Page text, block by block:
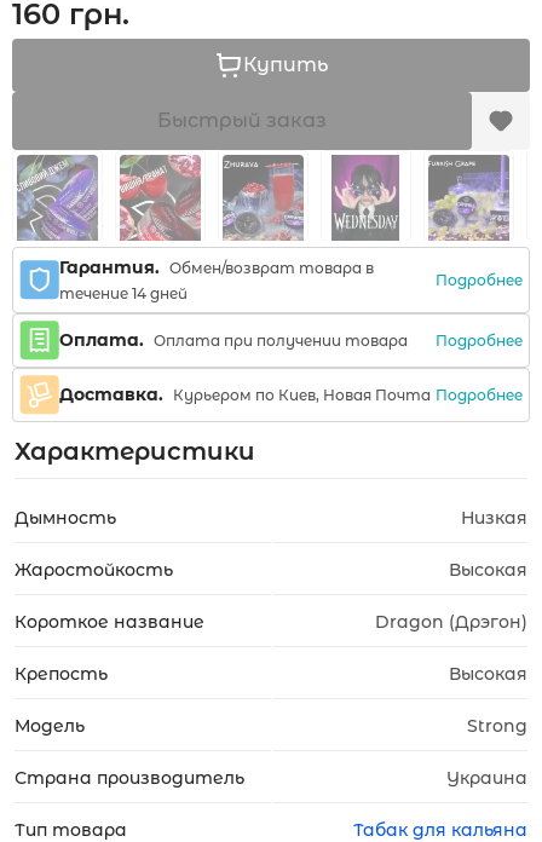
160 грн.
Купить
Быстрый заказ
Гарантия. Обмен/возврат товара в
течение 14 дней
Подробнее
Оплата. Оплата при получении товара Подробнее
Доставка. Курьером по Киев, Новая Почта Подробнее
Характеристики
Дымность Низкая
Жаростойкость Высокая
Короткое название Dragon (Дрэгон)
Крепость Высокая
Модель Strong
Страна производитель Украина
Тип товара Табак для кальяна